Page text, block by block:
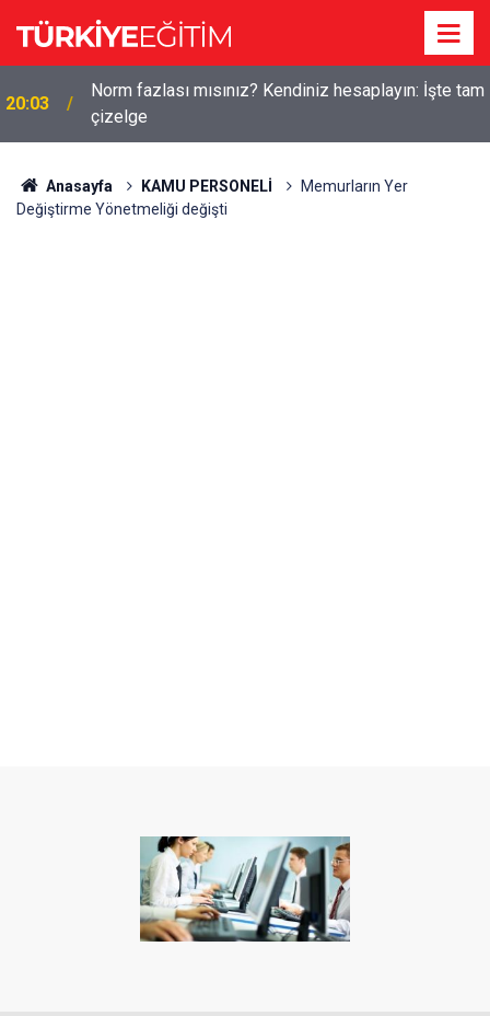
19:56
Bakan Tekin'den yeni sınav sistemi uyarısı: "Eski
soru bankaları artık yok"
Anasayfa KAMU PERSONELİ
Memurların Yer
Değiştirme Yönetmeliği değişti